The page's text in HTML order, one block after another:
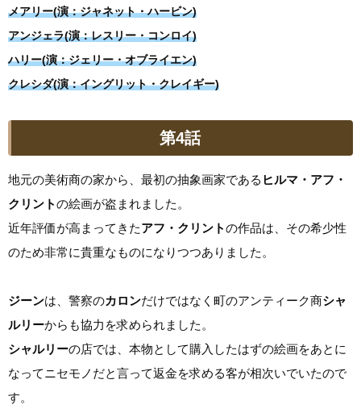
メアリー(演：ジャネット・ハービン)
アンジェラ(演：レスリー・コンロイ)
ハリー(演：ジェリー・オブライエン)
クレシダ(演：イングリット・クレイギー)
第4話
地元の美術商の家から、最初の抽象画家である ヒルマ・アフ・
クリントの絵画が盗まれました。
近年評価が高まってきたアフ・クリントの作品は、その希少性
のため非常に貴重なものになりつつありました。
ジーンは、警察のカロンだけではなく町のアンティーク商シャ
ルリーからも協力を求められました。
シャルリーの店では、本物として購入したはずの絵画をあとに
なってニセモノだと言って返金を求める客が相次いでいたので
す。